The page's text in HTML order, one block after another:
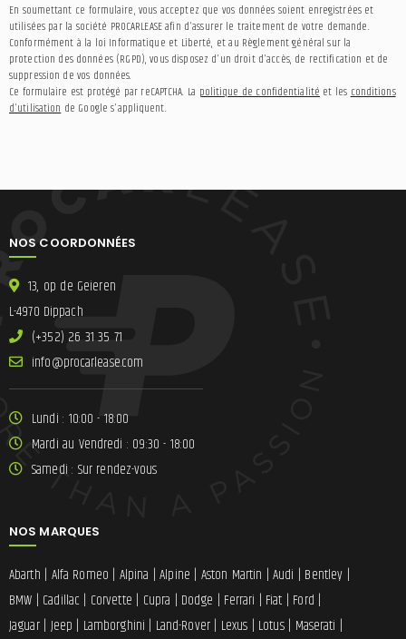
En soumettant ce formulaire, vous acceptez que vos données soient enregistrées et
utilisées par la société PROCARLEASE afin d'assurer le traitement de votre demande.
Conformément à la loi Informatique et Liberté, et au Règlement général sur la
protection des données (RGPD), vous disposez d'un droit d'accès, de rectification et de
suppression de vos données.
Ce formulaire est protégé par reCAPTCHA. La politique de confidentialité et les conditions
d'utilisation de Google s'appliquent.
NOS COORDONNÉES
13, op de Geieren
L-4970 Dippach
(+352) 26 31 35 71
moc.esae
lracorp@of
ni
Lundi : 10:00 - 18:00
Mardi au Vendredi : 09:30 - 18:00
Samedi : Sur rendez-vous
NOS MARQUES
Abarth | Alfa Romeo | Alpina |Alpine | Aston Martin |Audi | Bentley |
BMW | Cadillac | Corvette | Cupra | Dodge | Ferrari | Fiat | Ford |
Jaguar| Jeep | Lamborghini | Land-Rover| Lexus | Lotus| Maserati |